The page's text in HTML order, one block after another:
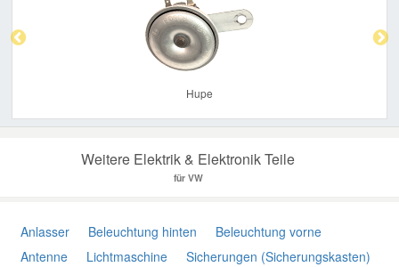
Hupe
Weitere Elektrik & Elektronik Teile
für VW
Anlasser Beleuchtung hinten
Beleuchtung vorne
Antenne
Lichtmaschine
Sicherungen (Sicherungskasten)